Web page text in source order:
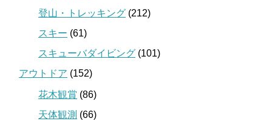
登山・トレッキング (212)
スキー (61)
スキューバダイビング (101)
アウトドア (152)
花木観賞 (86)
天体観測 (66)